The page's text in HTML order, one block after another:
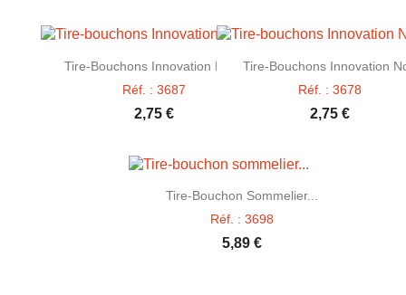
 Aperçu rapide
Tire-Bouchons Innovation Rose
Réf. : 3687
2,75 €
 Aperçu rapide
Tire-Bouchons Innovation
Réf. : 3678
2,75 €
 Aperçu rapide
Tire-Bouchon Sommelier...
Réf. : 3698
5,89 €